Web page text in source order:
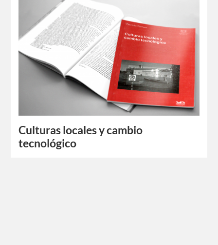
Culturas locales y cambio
tecnológico